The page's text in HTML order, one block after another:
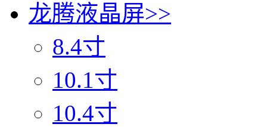
龙腾液晶屏>>
8.4寸
10.1寸
10.4寸